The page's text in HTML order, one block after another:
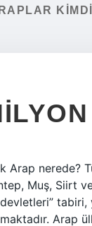
Arap nerede?
Muş, Siirt
tabiri,
Arap